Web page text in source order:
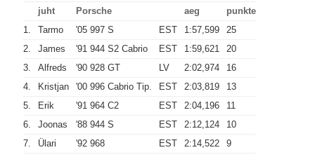
juht Porsche aeg
punkte
1.
Tarmo '05 997 S EST 1:57,599
25
2.
James '91 944 S2 Cabrio EST 1:59,621
20
3.
Alfreds '90 928 GT LV 2:02,974
16
4.
Kristjan '00 996 Cabrio Tip. EST 2:03,819
13
5.
Erik '91 964 C2 EST 2:04,196
11
6.
Joonas '88 944 S EST 2:12,124
10
7.
Ülari '92 968 EST 2:14,522 9